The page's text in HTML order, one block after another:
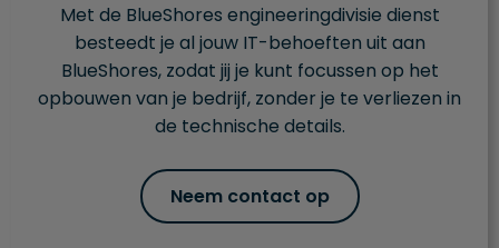
Met de BlueShores engineering­divisie dienst
besteedt je al jouw IT-behoeften uit aan
BlueShores, zodat jij je kunt focussen op het
opbouwen van je bedrijf, zonder je te verliezen in
de technische details.
Neem contact op